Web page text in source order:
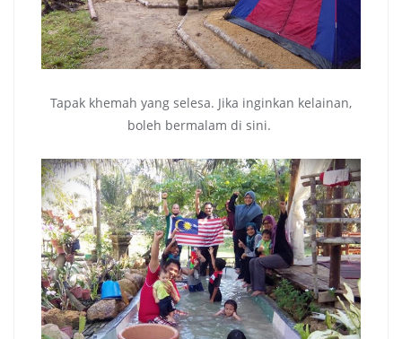
Tapak khemah yang selesa. Jika inginkan kelainan,
boleh bermalam di sini.